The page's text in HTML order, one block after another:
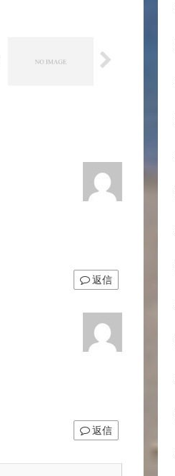
返信
返信